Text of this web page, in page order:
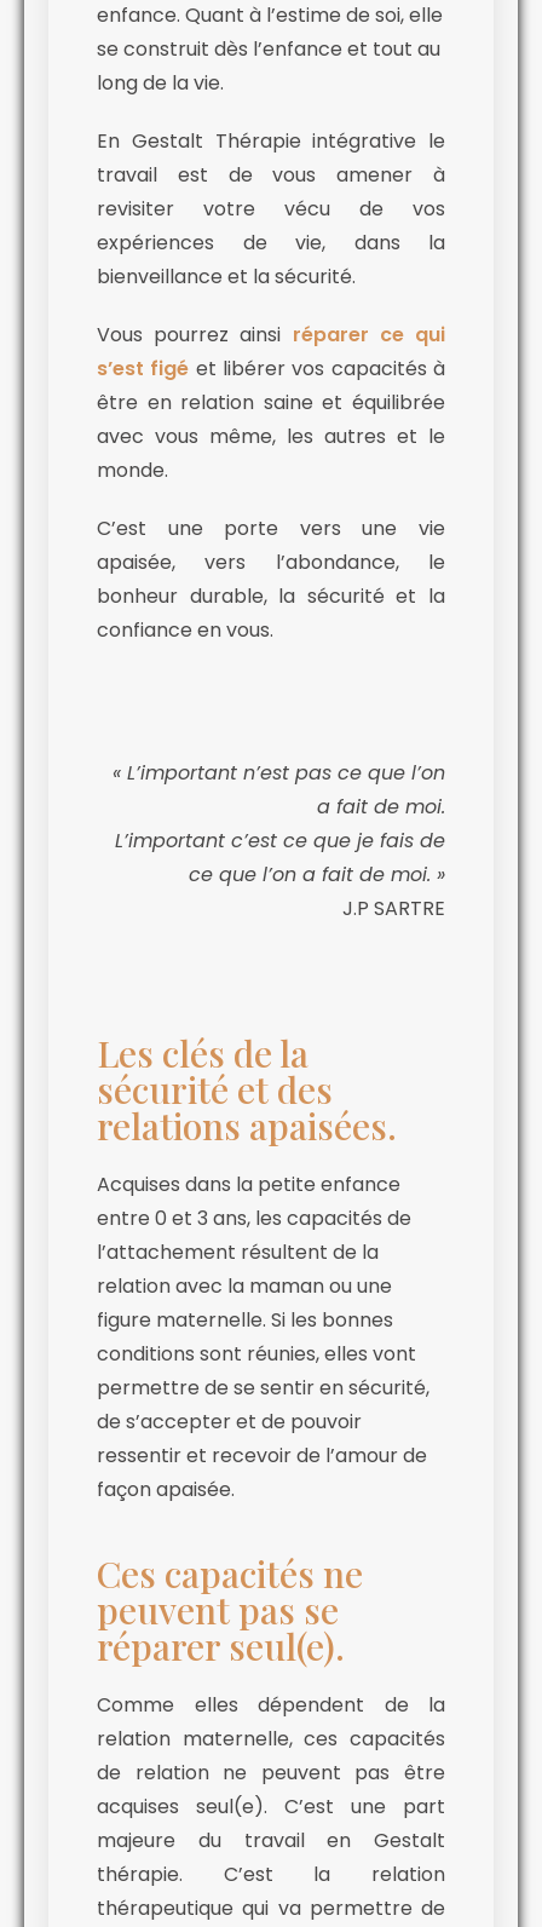
enfance. Quant à l’estime de soi, elle
se construit dès l’enfance et tout au
long de la vie.
En Gestalt Thérapie intégrative le
travail est de vous amener à
revisiter votre vécu de vos
expériences de vie, dans la
bienveillance et la sécurité.
Vous pourrez ainsi réparer ce qui
s’est figé et libérer vos capacités à
être en relation saine et équilibrée
avec vous même, les autres et le
monde.
C’est une porte vers une vie
apaisée, vers l’abondance, le
bonheur durable, la sécurité et la
confiance en vous.
« L’important n’est pas ce que l’on
a fait de moi.
L’important c’est ce que je fais de
ce que l’on a fait de moi. »
J.P SARTRE
Les clés de la
sécurité et des
relations apaisées.
Acquises dans la petite enfance
entre 0 et 3 ans, les capacités de
l’attachement résultent de la
relation avec la maman ou une
figure maternelle. Si les bonnes
conditions sont réunies, elles vont
permettre de se sentir en sécurité,
de s’accepter et de pouvoir
ressentir et recevoir de l’amour de
façon apaisée.
Ces capacités ne
peuvent pas se
réparer seul(e).
Comme elles dépendent de la
relation maternelle, ces capacités
de relation ne peuvent pas être
acquises seul(e). C’est une part
majeure du travail en Gestalt
thérapie. C’est la relation
thérapeutique qui va permettre de